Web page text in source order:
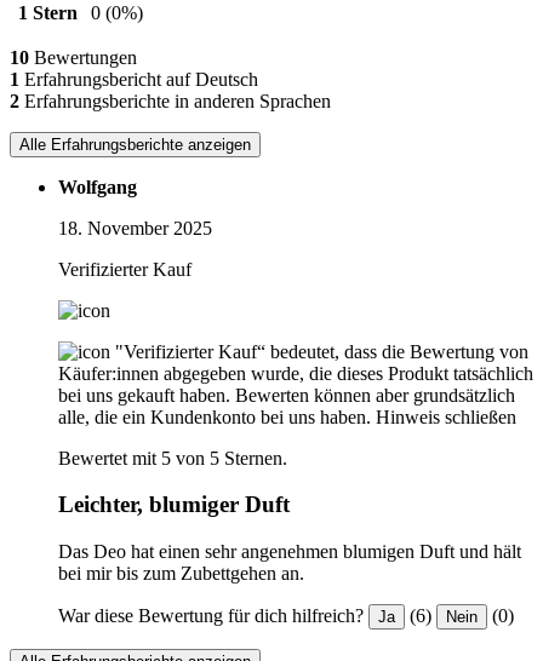
1 Stern
0 (0%)
10 Bewertungen
1 Erfahrungsbericht auf Deutsch
2 Erfahrungsberichte in anderen Sprachen
Alle Erfahrungsberichte anzeigen
Wolfgang
18. November 2025
Verifizierter Kauf
"Verifizierter Kauf“ bedeutet, dass die Bewertung von
Käufer:innen abgegeben wurde, die dieses Produkt tatsächlich
bei uns gekauft haben. Bewerten können aber grundsätzlich
alle, die ein Kundenkonto bei uns haben. Hinweis schließen
Bewertet mit 5 von 5 Sternen.
Leichter, blumiger Duft
Das Deo hat einen sehr angenehmen blumigen Duft und hält
bei mir bis zum Zubettgehen an.
War diese Bewertung für dich hilfreich? Ja (6) Nein (0)